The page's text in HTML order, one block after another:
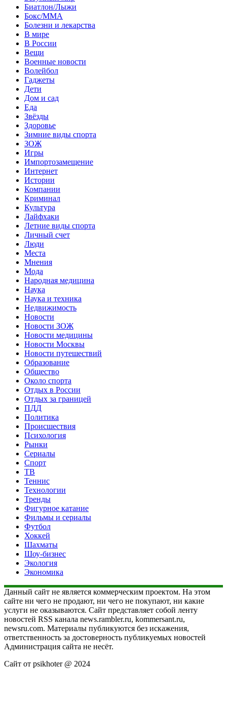
Биатлон/Лыжи
Бокс/MMA
Болезни и лекарства
В мире
В России
Вещи
Военные новости
Волейбол
Гаджеты
Дети
Дом и сад
Еда
Звёзды
Здоровье
Зимние виды спорта
ЗОЖ
Игры
Импортозамещение
Интернет
Истории
Компании
Криминал
Культура
Лайфхаки
Летние виды спорта
Личный счет
Люди
Места
Мнения
Мода
Народная медицина
Наука
Наука и техника
Недвижимость
Новости
Новости ЗОЖ
Новости медицины
Новости Москвы
Новости путешествий
Образование
Общество
Около спорта
Отдых в России
Отдых за границей
ПДД
Политика
Происшествия
Психология
Рынки
Сериалы
Спорт
ТВ
Теннис
Технологии
Тренды
Фигурное катание
Фильмы и сериалы
Футбол
Хоккей
Шахматы
Шоу-бизнес
Экология
Экономика
Данный сайт не является коммерческим проектом. На этом
сайте ни чего не продают, ни чего не покупают, ни какие
услуги не оказываются. Сайт представляет собой ленту
новостей RSS канала news.rambler.ru, kommersant.ru,
newsru.com. Материалы публикуются без искажения,
ответственность за достоверность публикуемых новостей
Администрация сайта не несёт.
Сайт от psikhoter @ 2024